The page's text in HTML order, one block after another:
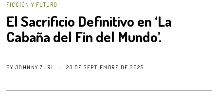
FICCIÓN Y FUTURO
El Sacrificio Definitivo en ‘La
Cabaña del Fin del Mundo’.
BY JOHNNY ZURI 23 DE SEPTIEMBRE DE 2025